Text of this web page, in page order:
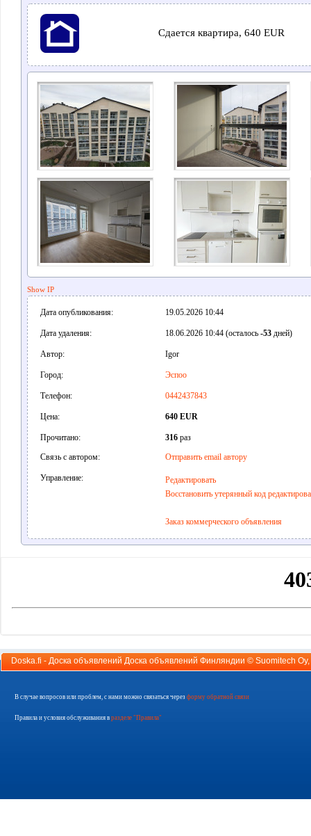
Сдается квартира, 640 EUR
Show IP
Дата опубликования: 19.05.2026 10:44
Дата удаления: 18.06.2026 10:44 (осталось -53дней)
Автор: Igor
Город: Эспоо
Телефон: 0442437843
Цена: 640 EUR
Прочитано: 316раз
Связь с автором:
Отправить email автору
Управление:
Редактировать
Восстановить утерянный код
Заказ коммерческого объявления
Doska.fi - Доска объявлений Доска объявлений Финляндии © Suomitech Oy
В случае вопросов или проблем, с нами можно связаться через форму обратной связи
Правила и условия обслуживания в разделе "Правила"